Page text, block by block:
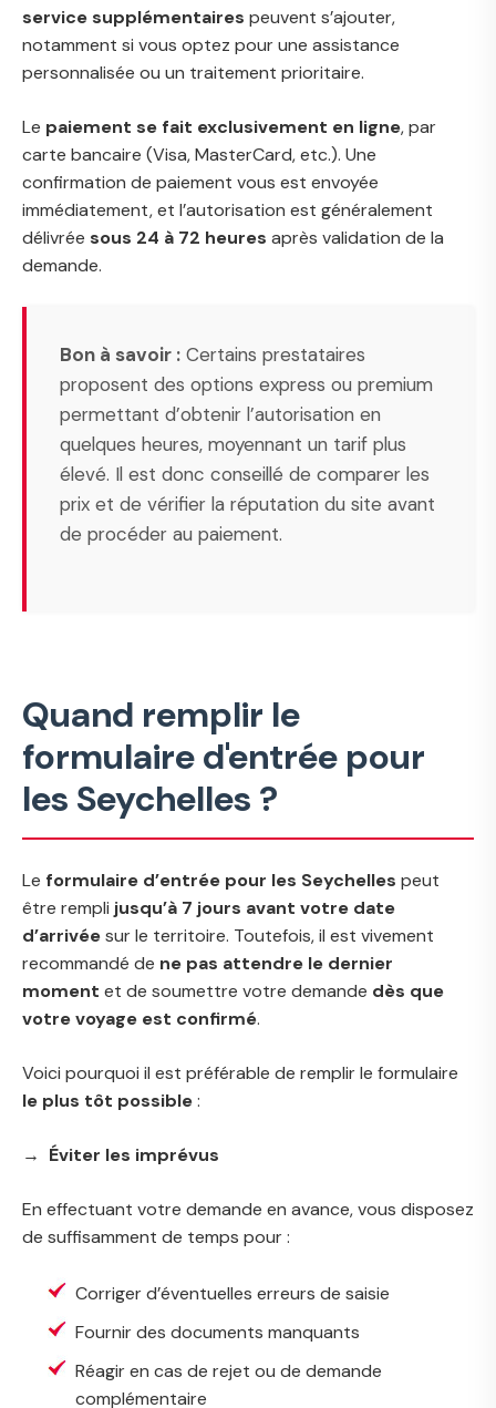
service supplémentaires peuvent s’ajouter,
notamment si vous optez pour une assistance
personnalisée ou un traitement prioritaire.
Le paiement se fait exclusivement en ligne, par
carte bancaire (Visa, MasterCard, etc.). Une
confirmation de paiement vous est envoyée
immédiatement, et l’autorisation est généralement
délivrée sous 24 à 72 heures après validation de la
demande.
Bon à savoir : Certains prestataires
proposent des options express ou premium
permettant d’obtenir l’autorisation en
quelques heures, moyennant un tarif plus
élevé. Il est donc conseillé de comparer les
prix et de vérifier la réputation du site avant
de procéder au paiement.
Quand remplir le
formulaire d'entrée pour
les Seychelles ?
Le formulaire d’entrée pour les Seychelles peut
être rempli jusqu’à 7 jours avant votre date
d’arrivéesur le territoire. Toutefois, il est vivement
recommandé de ne pas attendre le dernier
moment et de soumettre votre demande dès que
votre voyage est confirmé.
Voici pourquoi il est préférable de remplir le formulaire
le plus tôt possible:
→ Éviter les imprévus
En effectuant votre demande en avance, vous disposez
de suffisamment de temps pour :
Corriger d’éventuelles erreurs de saisie
Fournir des documents manquants
Réagir en cas de rejet ou de demande
complémentaire